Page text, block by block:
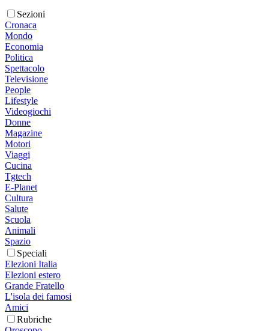
Sezioni
Cronaca
Mondo
Economia
Politica
Spettacolo
Televisione
People
Lifestyle
Videogiochi
Donne
Magazine
Motori
Viaggi
Cucina
Tgtech
E-Planet
Cultura
Salute
Scuola
Animali
Spazio
Speciali
Elezioni Italia
Elezioni estero
Grande Fratello
L'isola dei famosi
Amici
Rubriche